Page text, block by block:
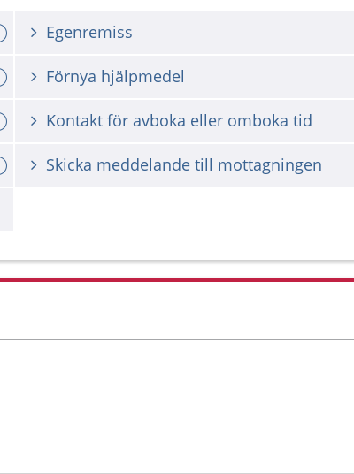
Egenremiss
Förnya hjälpmedel
Kontakt för avboka eller omboka tid
Skicka meddelande till mottagningen